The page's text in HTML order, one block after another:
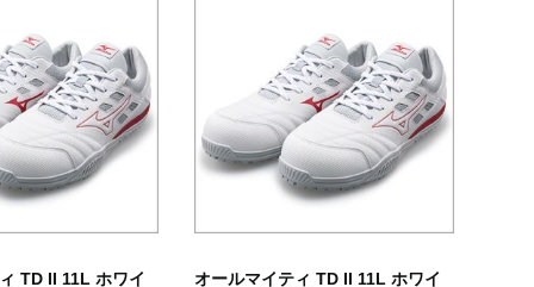
TD II 11L ホワイ
オールマイティ TD II 11L ホワイ